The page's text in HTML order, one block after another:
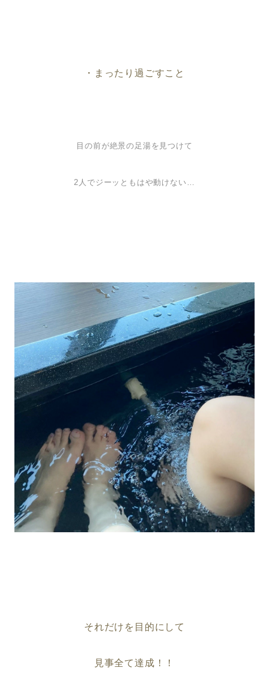
・まったり過ごすこと
目の前が絶景の足湯を見つけて
2人でジーッと もはや動けない…
それだけを目的にして
見事全て達成！！